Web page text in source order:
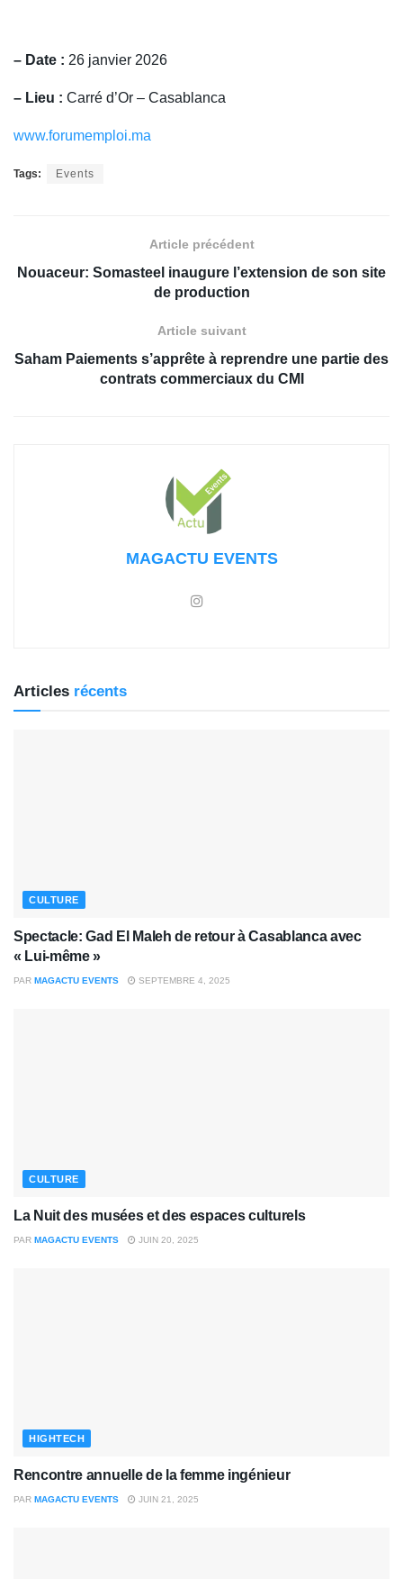
– Date : 26 janvier 2026
– Lieu : Carré d’Or – Casablanca
www.forumemploi.ma
Tags: Events
Article précédent
Nouaceur: Somasteel inaugure l’extension de son site
de production
Article suivant
Saham Paiements s’apprête à reprendre une partie des
contrats commerciaux du CMI
MAGACTU EVENTS
Articles récents
CULTURE
Spectacle: Gad El Maleh de retour à Casablanca avec
« Lui-même »
PAR MAGACTU EVENTS SEPTEMBRE 4, 2025
CULTURE
La Nuit des musées et des espaces culturels
PAR MAGACTU EVENTS JUIN 20, 2025
HIGHTECH
Rencontre annuelle de la femme ingénieur
PAR MAGACTU EVENTS JUIN 21, 2025